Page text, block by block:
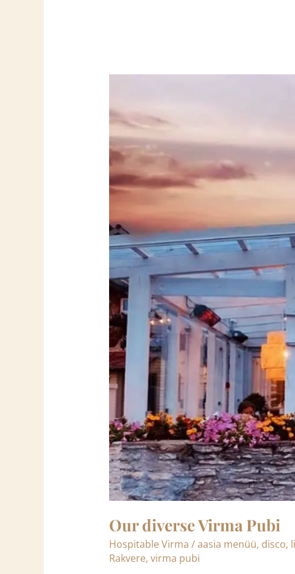
Our diverse Virma Pubi
Hospitable Virma /aasia menüü, disco,
Rakvere, virma pubi
Virma
Pubi